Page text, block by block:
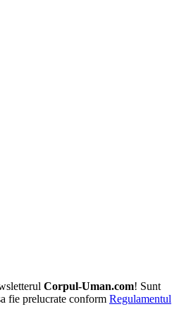
Corpul-Uman.com! Sunt
fie prelucrate conform Regulamentul